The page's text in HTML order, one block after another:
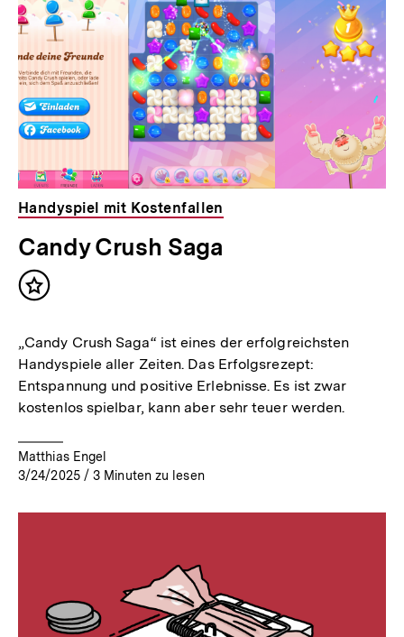
Handyspiel mit Kostenfallen
Candy Crush Saga
Inhalt
„Candy Crush Saga“ ist eines der erfolgreichsten
Handyspiele aller Zeiten. Das Erfolgsrezept:
Entspannung und positive Erlebnisse. Es ist zwar
kostenlos spielbar, kann aber sehr teuer werden.
Matthias Engel
3/24/2025 / 3 Minuten zu lesen